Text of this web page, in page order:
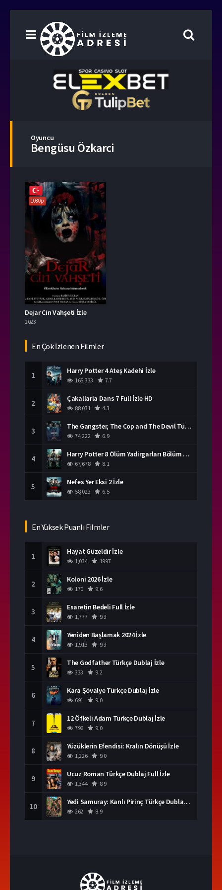
Oyuncu
Bengüsu Özkarci
1080p
Dejar Cin Vahşeti İzle
2023
En Çok İzlenen Filmler
1 Harry Potter 4 Ateş Kadehi İzle
165,333 7.7
2 Çakallarla Dans 7 Full İzle HD
88,031 4.3
3 The Gangster, The Cop and The Devil Türkçe Dublaj İzle
74,222 6.9
4 Harry Potter 8 Ölüm Yadirgarları Bölüm 2 İzle
67,678 8.1
5 Nefes Yer Eksi 2 İzle
58,023 6.5
En Yüksek Puanlı Filmler
1 Hayat Güzeldir İzle
1,034 1997
2 Koloni 2026 İzle
170 9.6
3 Esaretin Bedeli Full İzle
1,777 9.3
4 Yeniden Başlamak 2024 İzle
1,913 9.3
5 The Godfather Türkçe Dublaj İzle
333 9.2
6 Kara Şövalye Türkçe Dublaj İzle
691 9.0
7 12 Öfkeli Adam Türkçe Dublaj İzle
796 9.0
8 Yüzüklerin Efendisi: Kralın Dönüşü İzle
1,226 9.0
9 Ucuz Roman Türkçe Dublaj Full İzle
1,344 8.9
10 Yedi Samuray: Kanlı Pirinç Türkçe Dublaj İzle
262 8.9